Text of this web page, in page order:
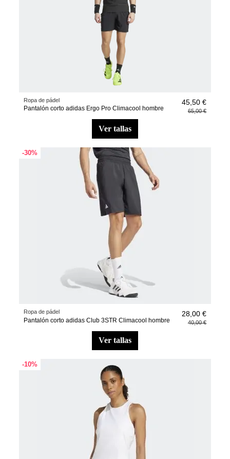
Ropa de pádel
Pantalón corto adidas Ergo Pro Climacool hombre
45,50 €
65,00 €
ver tallas
-30%
Ropa de pádel
Pantalón corto adidas Club 3STR Climacool hombre
28,00 €
40,00 €
ver tallas
-10%